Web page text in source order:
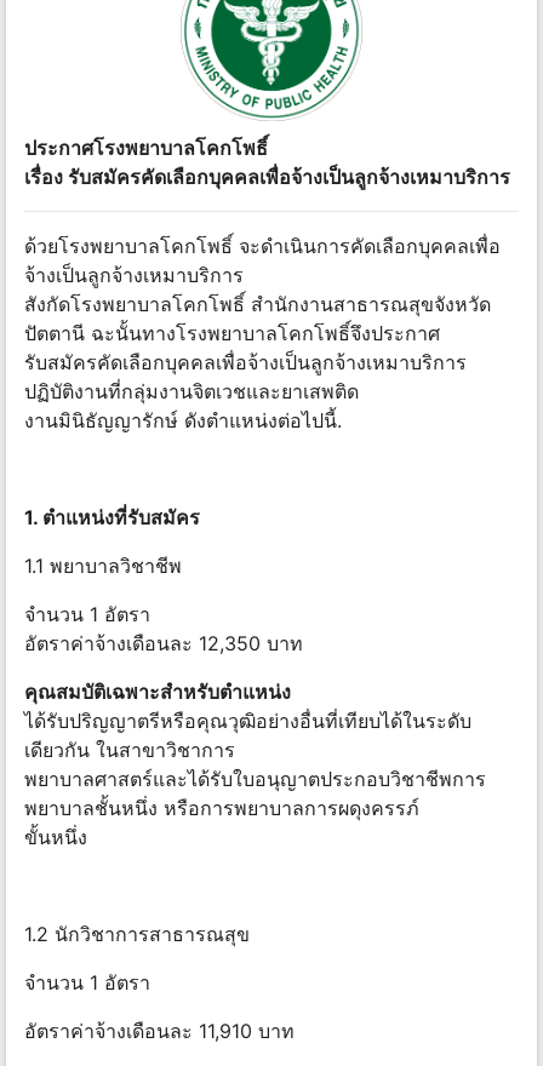
ประกาศโรงพยาบาลโคกโพธิ์
เรื่อง รับสมัครคัดเลือกบุคคลเพื่อจ้างเป็นลูกจ้างเหมาบริการ
ด้วยโรงพยาบาลโคกโพธิ์ จะดำเนินการคัดเลือกบุคคลเพื่อ
จ้างเป็นลูกจ้างเหมาบริการ
สังกัดโรงพยาบาลโคกโพธิ์ สำนักงานสาธารณสุขจังหวัด
ปัตตานี ฉะนั้นทางโรงพยาบาลโคกโพธิ์จึงประกาศ
รับสมัครคัดเลือกบุคคลเพื่อจ้างเป็นลูกจ้างเหมาบริการ
ปฏิบัติงานที่กลุ่มงานจิตเวชและยาเสพติด
งานมินิธัญญารักษ์ ดังตำแหน่งต่อไปนี้.
1. ตำแหน่งที่รับสมัคร
1.1 พยาบาลวิชาชีพ
จำนวน 1 อัตรา
อัตราค่าจ้างเดือนละ 12,350 บาท
คุณสมบัติเฉพาะสำหรับตำแหน่ง
ได้รับปริญญาตรีหรือคุณวุฒิอย่างอื่นที่เทียบได้ในระดับ
เดียวกัน ในสาขาวิชาการ
พยาบาลศาสตร์และได้รับใบอนุญาตประกอบวิชาชีพการ
พยาบาลชั้นหนึ่ง หรือการพยาบาลการผดุงครรภ์
ขั้นหนึ่ง
1.2 นักวิชาการสาธารณสุข
จำนวน 1 อัตรา
อัตราค่าจ้างเดือนละ 11,910 บาท